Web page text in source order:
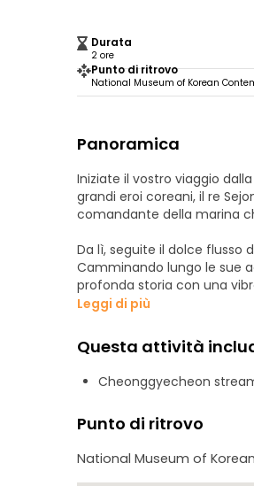
Durata
2 ore
Punto di ritrovo
National Museum of Korean
Panoramica
Iniziate il vostro viaggio
grandi eroi coreani, il re
comandante della marina
Da lì, seguite il dolce flusso
Camminando lungo le sue
profonda storia con una
divisione della Corea e alle
moderna, ma come una
Leggi di più
Questa attività
Cheonggyecheon
Punto di ritrovo
National Museum of